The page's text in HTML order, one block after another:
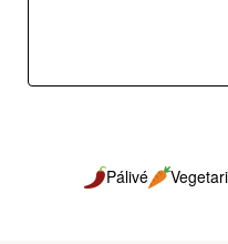
Pálivé